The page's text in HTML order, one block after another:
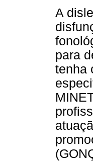
A
para
tenha